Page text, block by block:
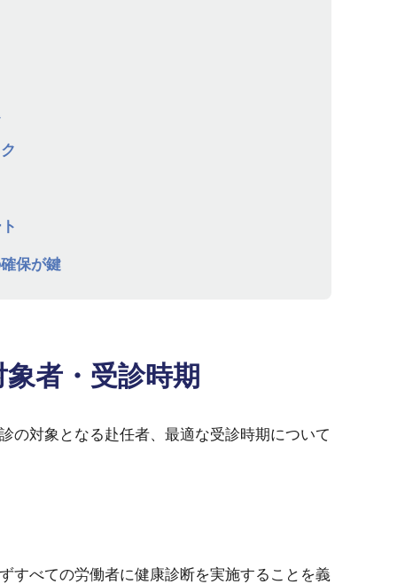
保が鍵
者・受診時期
の対象となる赴任者、最適な受診時期について
すべての労働者に健康診断を実施することを義